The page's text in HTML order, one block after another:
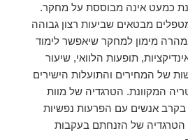
כמעט אינה מבוססת על מחקר.
מבטאים שביעות רצון גבוהה
מימון למחקר שיאפשר לימוד
תופעות הלוואי, שיעור
של המחירים והתועלות הישירים
המקוונת. הטרגדיה של מוות
אנשים עם הפרעות נפשיות
הטרגדיה של הזנחתם בעקבות